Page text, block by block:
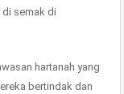
di semak di
hartanah yang
bertindak dan